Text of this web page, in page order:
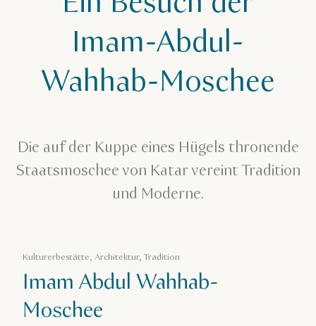
Staatsmoschee AK
Imam-Abdul-
Wahhab-Moschee
Die auf der Kuppe eines Hügels thronende
Staatsmoschee von Katar vereint Tradition
und Moderne.
Kulturerbestätte, Architektur, Tradition
Imam Abdul Wahhab-
Moschee